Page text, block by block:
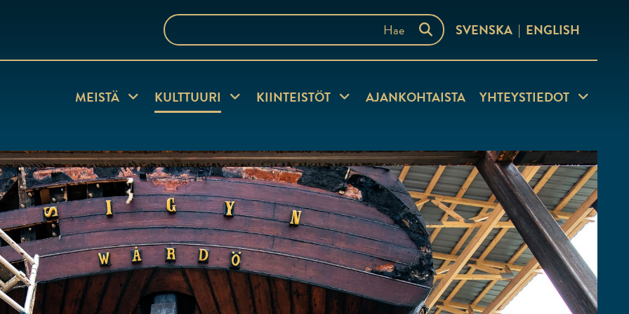
Hae
sivustolta
SVENSKA ENGLISH
MEISTÄ Näytä alasivut
KULTTUURI Näytä alasivut
KIINTEISTÖT Näytä alasivut
AJANKOHTAISTA YHTEYSTIEDOT Näytä